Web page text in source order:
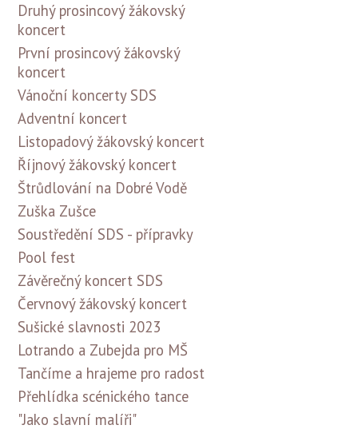
Druhý prosincový žákovský
koncert
První prosincový žákovský
koncert
Vánoční koncerty SDS
Adventní koncert
Listopadový žákovský koncert
Říjnový žákovský koncert
Štrůdlování na Dobré Vodě
Zuška Zušce
Soustředění SDS - přípravky
Pool fest
Závěrečný koncert SDS
Červnový žákovský koncert
Sušické slavnosti 2023
Lotrando a Zubejda pro MŠ
Tančíme a hrajeme pro radost
Přehlídka scénického tance
"Jako slavní malíři"